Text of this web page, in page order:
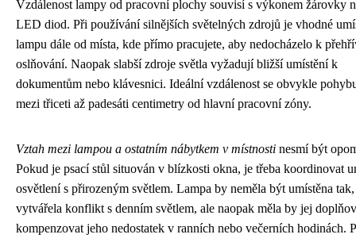
Vzdálenost lampy od pracovní plochy souvisí s výkonem žárovky
LED diod. Při používání silnějších světelných zdrojů je vhodné
lampu dále od místa, kde přímo pracujete, aby nedocházelo k
oslňování. Naopak slabší zdroje světla vyžadují bližší umístění k
dokumentům nebo klávesnici. Ideální vzdálenost se obvykle
mezi třiceti až padesáti centimetry od hlavní pracovní zóny.
Vztah mezi lampou a ostatním nábytkem v místnosti nesmí být
Pokud je psací stůl situován v blízkosti okna, je třeba koordinovat
osvětlení s přirozeným světlem. Lampa by neměla být umístěna
vytvářela konflikt s denním světlem, ale naopak měla by jej
kompenzovat jeho nedostatek v ranních nebo večerních hodinách.